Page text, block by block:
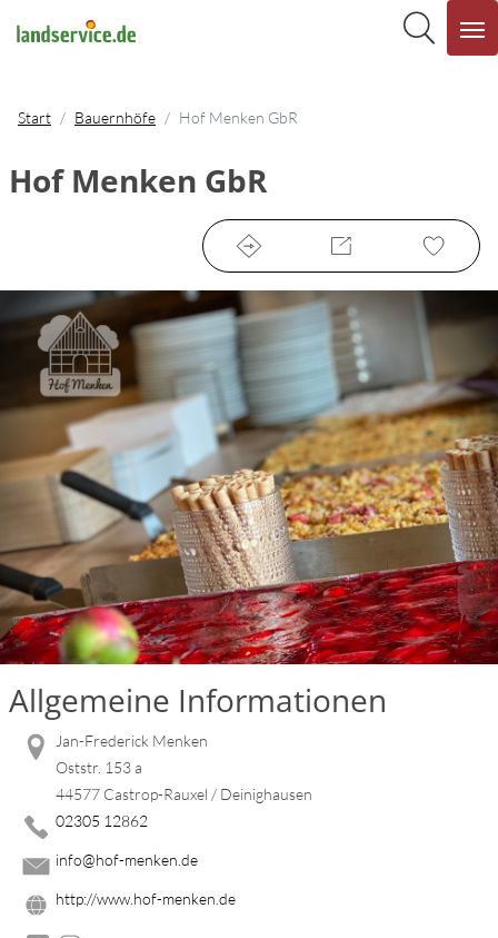
Start Bauernhöfe Hof Menken GbR
Hof Menken GbR
Allgemeine Informationen
Jan-Frederick Menken
Oststr. 153 a
44577 Castrop-Rauxel / Deinighausen
02305 12862
info@hof-menken.de
http://www.hof-menken.de